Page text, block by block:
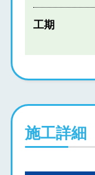
工期
施工詳細